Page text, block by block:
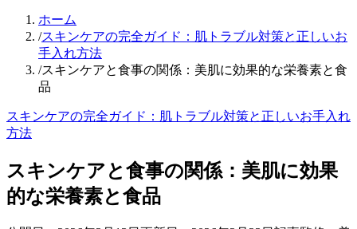
ホーム
/スキンケアの完全ガイド：肌トラブル対策と正しいお
手入れ方法
/スキンケアと食事の関係：美肌に効果的な栄養素と食
品
スキンケアの完全ガイド：肌トラブル対策と正しいお手入れ
方法
スキンケアと食事の関係：美肌に効果
的な栄養素と食品